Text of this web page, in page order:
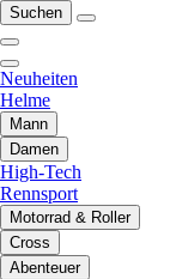
Suchen
Neuheiten
Helme
Mann
Damen
High-Tech
Rennsport
Motorrad & Roller
Cross
Abenteuer